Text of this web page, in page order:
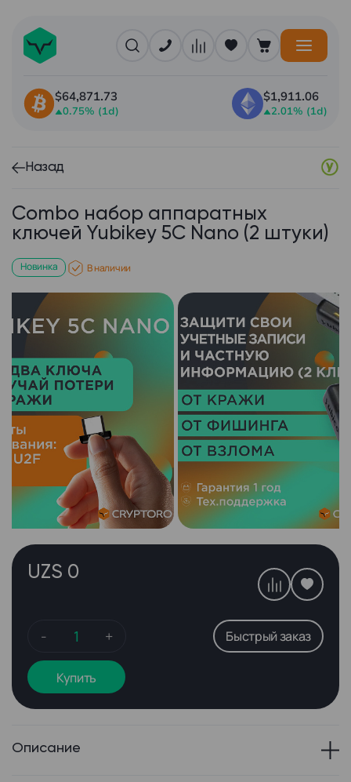
$64,871.73
0.75% (1d)
$1,911.06
2.01% (1d)
Назад
Combo набор аппаратных
ключей Yubikey 5С Nano (2 штуки)
Новинка В наличии
Описание
UZS 0
- + Быстрый заказ
Купить